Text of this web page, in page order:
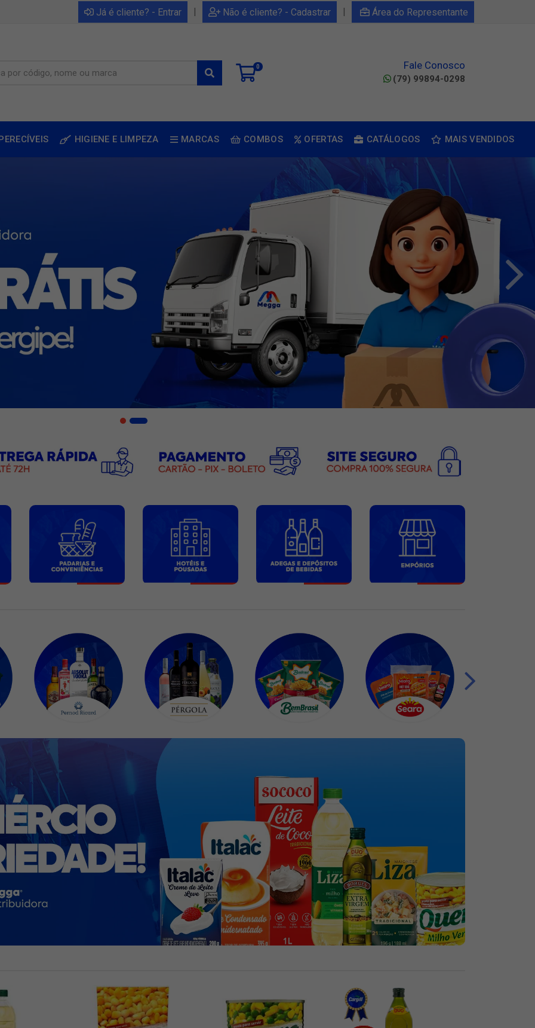
Já é cliente? - Entrar | Não é cliente? - Cadastrar | Área do Representante
0 Fale Conosco
(79) 99894-0298
HIGIENE E LIMPEZA MARCAS COMBOS OFERTAS CATÁLOGOS MAIS VENDIDOS